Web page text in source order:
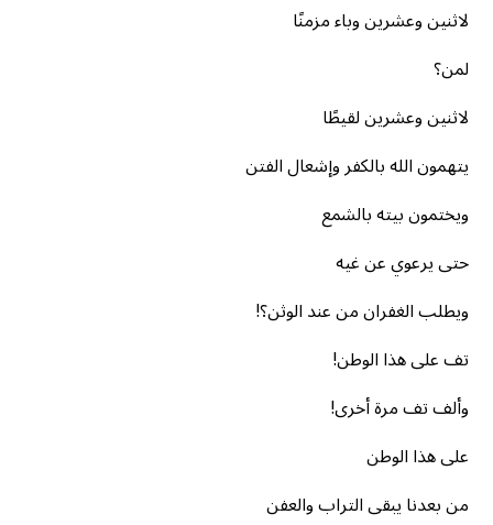
لاثنين وعشرين وباء مزمنًا
لمن؟
لاثنين وعشرين لقيطًا
يتهمون الله بالكفر وإشعال الفتن
ويختمون بيته بالشمع
حتى يرعوي عن غيه
ويطلب الغفران من عند الوثن؟!
تف على هذا الوطن!
وألف تف مرة أخرى!
على هذا الوطن
من بعدنا يبقى التراب والعفن